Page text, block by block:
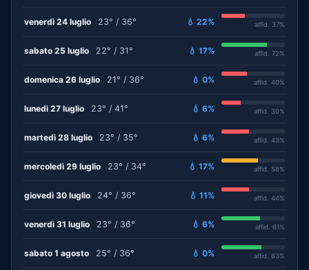
venerdì 24 luglio 23° / 36° 💧 22% affid. 37%
sabato 25 luglio 22° / 31° 💧 17% affid. 72%
domenica 26 luglio 21° / 36° 💧 0% affid. 40%
lunedì 27 luglio 23° / 41° 💧 6% affid. 30%
martedì 28 luglio 23° / 35° 💧 6% affid. 43%
mercoledì 29 luglio 23° / 34° 💧 17% affid. 58%
giovedì 30 luglio 24° / 36° 💧 11% affid. 44%
venerdì 31 luglio 23° / 36° 💧 6% affid. 61%
sabato 1 agosto 25° / 36° 💧 0% affid. 63%